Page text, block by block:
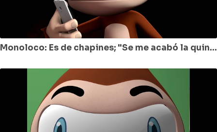
Monoloco: Es de chapines; "Se me acabó la quincena"